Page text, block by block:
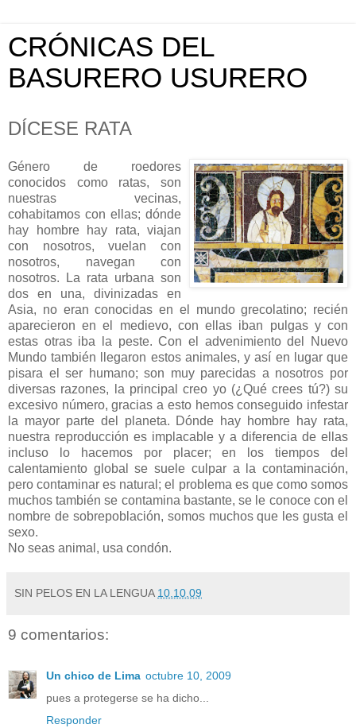
CRÓNICAS DEL
BASURERO USURERO
DÍCESE RATA
Género de roedores
conocidos como ratas, son
nuestras vecinas,
cohabitamos con ellas; dónde
hay hombre hay rata, viajan
con nosotros, vuelan con
nosotros, navegan con
nosotros. La rata urbana son
dos en una, divinizadas en
Asia, no eran conocidas en el mundo grecolatino; recién
aparecieron en el medievo, con ellas iban pulgas y con
estas otras iba la peste. Con el advenimiento del Nuevo
Mundo también llegaron estos animales, y así en lugar que
pisara el ser humano; son muy parecidas a nosotros por
diversas razones, la principal creo yo (¿Qué crees tú?) su
excesivo número, gracias a esto hemos conseguido infestar
la mayor parte del planeta. Dónde hay hombre hay rata,
nuestra reproducción es implacable y a diferencia de ellas
incluso lo hacemos por placer; en los tiempos del
calentamiento global se suele culpar a la contaminación,
pero contaminar es natural; el problema es que como somos
muchos también se contamina bastante, se le conoce con el
nombre de sobrepoblación, somos muchos que les gusta el
sexo.
No seas animal, usa condón.
SIN PELOS EN LA LENGUA 10.10.09
9 comentarios:
Un chico de Lima octubre 10, 2009
pues a protegerse se ha dicho...
Responder